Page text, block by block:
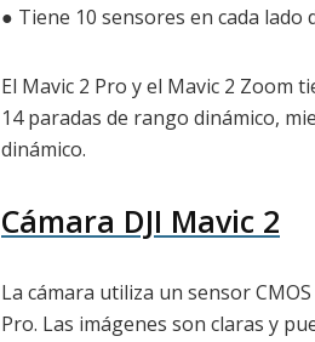
● Tiene 10 sensores en cada
El Mavic 2 Pro y el Mavic 2 Zoom
14 paradas de rango dinámico,
dinámico.
Cámara DJI Mavic 2
La cámara utiliza un sensor
Pro. Las imágenes son claras y